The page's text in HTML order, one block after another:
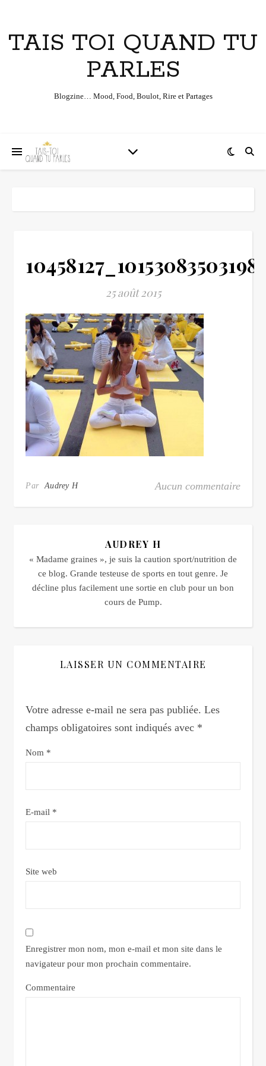
TAIS TOI QUAND TU
PARLES
Blogzine… Mood, Food, Boulot, Rire et Partages
25 août 2015
ParAudrey H Aucun commentaire
AUDREY H
« Madame graines », je suis la caution sport/nutrition de
ce blog. Grande testeuse de sports en tout genre. Je
décline plus facilement une sortie en club pour un bon
cours de Pump.
LAISSER UN COMMENTAIRE
Votre adresse e-mail ne sera pas publiée. Les
champs obligatoires sont indiqués avec *
Nom *
E-mail *
Site web
Enregistrer mon nom, mon e-mail et mon site dans le
navigateur pour mon prochain commentaire.
Commentaire